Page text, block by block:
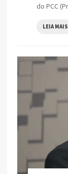
do PCC
LEIA MAIS